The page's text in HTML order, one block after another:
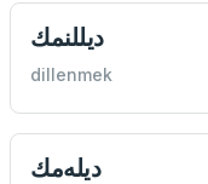
ديللنمك
dillenmek
ديله‌مك